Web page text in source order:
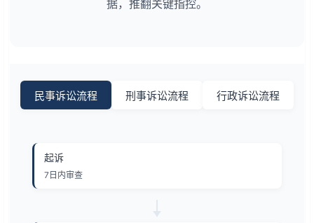
据，推翻关键指控。
民事诉讼流程 刑事诉讼流程 行政诉讼流程
起诉
7日内审查